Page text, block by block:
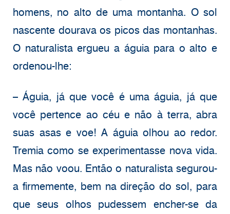
homens, no alto de uma montanha. O sol
nascente dourava os picos das montanhas.
O naturalista ergueu a águia para o alto e
ordenou-lhe:
– Águia, já que você é uma águia, já que
você pertence ao céu e não à terra, abra
suas asas e voe! A águia olhou ao redor.
Tremia como se experimentasse nova vida.
Mas não voou. Então o naturalista segurou-
a firmemente, bem na direção do sol, para
que seus olhos pudessem encher-se da